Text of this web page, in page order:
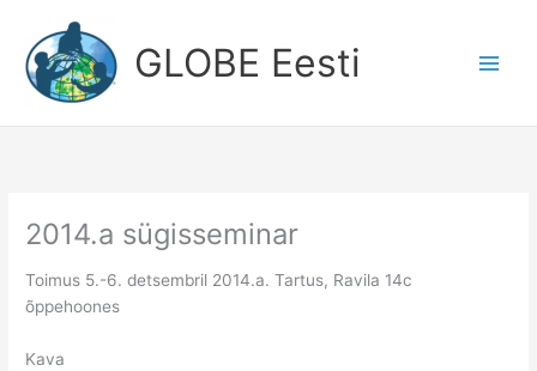
content
GLOBE Eesti
2014.a sügisseminar
Toimus 5.-6. detsembril 2014.a. Tartus, Ravila 14c
õppehoones
Kava